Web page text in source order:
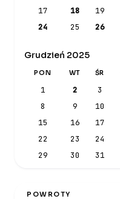
17
18 19
24
25 26
Grudzień 2025
PON WT ŚR
1 2 3
8
9 10
15
16 17
22
23 24
29
30 31
POWROTY